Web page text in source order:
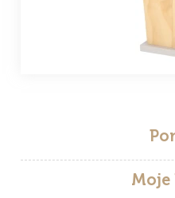
Moje